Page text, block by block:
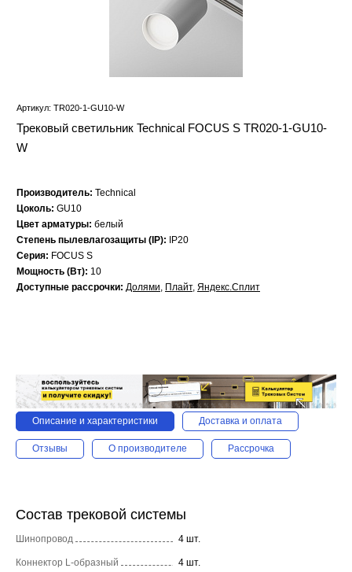
Артикул: TR020-1-GU10-W
Трековый светильник Technical FOCUS S TR020-1-GU10-
W
Производитель: Technical
Цоколь: GU10
Цвет арматуры: белый
Степень пылевлагозащиты (IP):
IP20
Серия: FOCUS S
Мощность (Вт): 10
Доступные рассрочки: Долями, Плайт, Яндекс.Сплит
Описание и характеристики Доставка и оплата
Отзывы О производителе Рассрочка
Состав трековой системы
Шинопровод 4 шт.
Коннектор L-образный 4 шт.